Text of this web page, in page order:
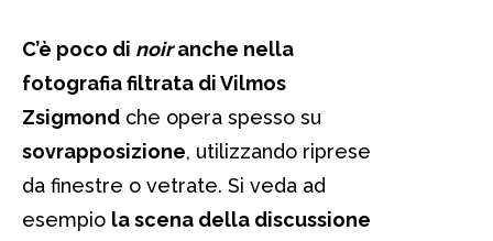
C’è poco di noiranche nella
fotografia filtrata di Vilmos
Zsigmond che opera spesso su
sovrapposizione, utilizzando riprese
da finestre o vetrate. Si veda ad
esempio la scena della discussione